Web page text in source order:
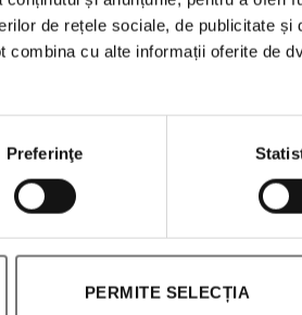
de rețele sociale, de publicitate
combina cu alte informații oferite de
Preferinţe
PERMITE SELECȚIA